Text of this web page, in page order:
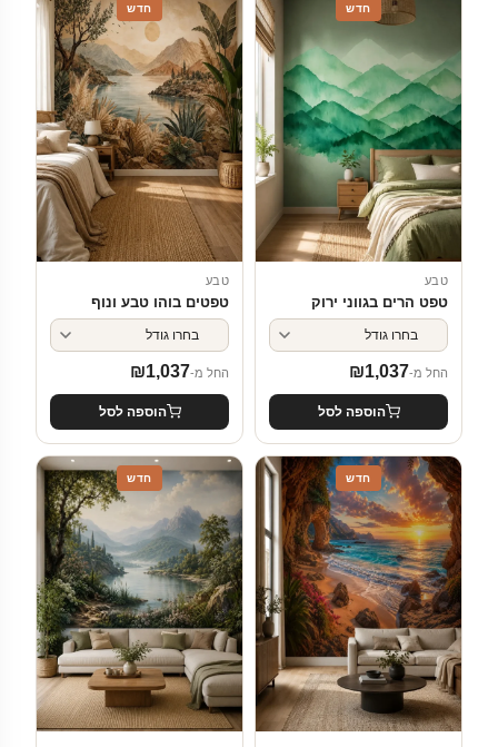
חדש
טבע
טפט הרים בגווני ירוק
החל מ- ₪1,037
הוספה לסל
חדש
טבע
טפטים בוהו טבע ונוף
החל מ- ₪1,037
הוספה לסל
חדש חדש